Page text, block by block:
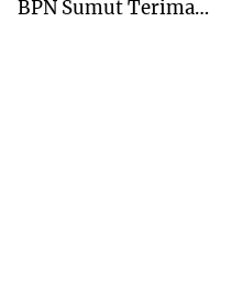
BPN Sumut Terima